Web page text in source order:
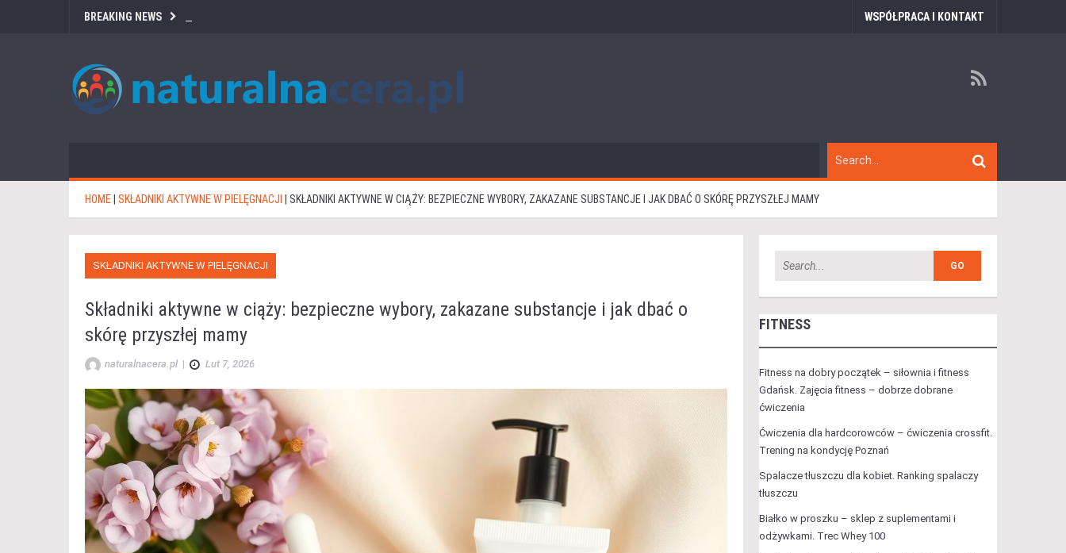
BREAKING NEWS WSPÓŁPRACA I KONTAKT
HOME SKŁADNIKI AKTYWNE W PIELĘGNACJI SKŁADNIKI AKTYWNE W CIĄŻY: BEZPIECZNE WYBORY, ZAKAZANE SUBSTANCJE I JAK DBAĆ O SKÓRĘ PRZYSZŁEJ MAMY
SKŁADNIKI AKTYWNE W PIELĘGNACJI
Składniki aktywne w ciąży: bezpieczne wybory, zakazane substancje i jak dbać o
skórę przyszłej mamy
naturalnacera.pl | Lut 7, 2026
FITNESS
Fitness na dobry początek – siłownia i fitness
Gdańsk. Zajęcia fitness – dobrze dobrane
ćwiczenia
Ćwiczenia dla hardcorowców – ćwiczenia crossfit.
Trening na kondycję Poznań
Spalacze tłuszczu dla kobiet. Ranking spalaczy
tłuszczu
Białko w proszku – sklep z suplementami i
odżywkami. Trec Whey 100